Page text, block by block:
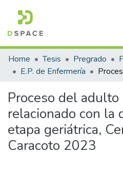
Communities & Collections
All of DSpace
Home Tesis Pregrado
E.P. de Enfermería
Proceso del adulto
relacionado con la
etapa geriátrica,
Caracoto 2023